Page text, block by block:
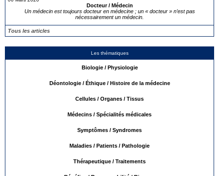
Docteur / Médecin
Un médecin est toujours docteur en médecine ; un « docteur » n’est pas
nécessairement un médecin.
Tous les articles
Les thématiques
Biologie / Physiologie
Déontologie / Éthique / Histoire de la médecine
Cellules / Organes / Tissus
Médecins / Spécialités médicales
Symptômes / Syndromes
Maladies / Patients / Pathologie
Thérapeutique / Traitements